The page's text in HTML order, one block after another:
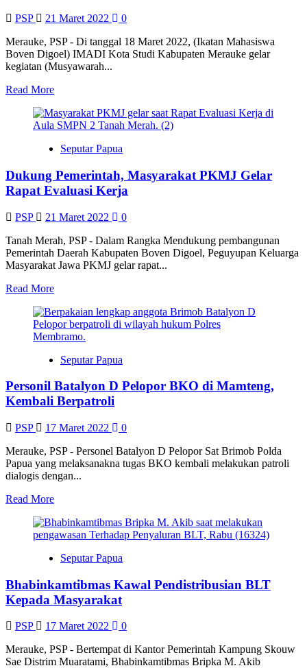
Ops
Polresta
Jayapura
Kota
PSP 21 Maret 2022
0
Merauke, PSP - Di tanggal 18 Maret 2022, (Ikatan Mahasiswa
Boven Digoel) IMADI Kota Studi Kabupaten Merauke gelar
kegiatan (Musyawarah...
Read MoreRead
about
Ikatan
Boven
Gelar
Kegiatan
Mubes
Ke
–
IV
Seputar Papua
Dukung Pemerintah, Masyarakat PKMJ Gelar
Rapat Evaluasi Kerja
PSP 21 Maret 2022
0
Tanah Merah, PSP - Dalam Rangka Mendukung pembangunan
Pemerintah Daerah Kabupaten Boven Digoel, Peguyupan Keluarga
Masyarakat Jawa PKMJ gelar rapat...
Read MoreRead
about
Dukung
Pemerintah,
PKMJ
Rapat
Evaluasi
Kerja
Seputar Papua
Personil Batalyon D Pelopor BKO di Mamteng,
Kembali Berpatroli
PSP 17 Maret 2022
0
Merauke, PSP - Personel Batalyon D Pelopor Sat Brimob Polda
Papua yang melaksanakna tugas BKO kembali melakukan patroli
dialogis dengan...
Read MoreRead
about
Personil
D
BKO
di
Mamteng,
Kembali
Berpatroli
Seputar Papua
Bhabinkamtibmas Kawal Pendistribusian BLT
Kepada Masyarakat
PSP 17 Maret 2022
0
Merauke, PSP - Bertempat di Kantor Pemerintah Kampung Skouw
Sae Distrim Muaratami, Bhabinkamtibmas Bripka M. Akib